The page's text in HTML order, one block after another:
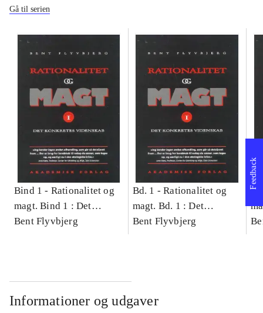
Gå til serien
Bind 1 - Rationalitet og
magt. Bind 1 : Det
konkretes videnskab
Bent Flyvbjerg
Bd. 1 -Rationalitet og
magt. Bd. 1 : Det
konkretes videnskab
Bent Flyvbjerg
Informationer og udgaver
Feedback